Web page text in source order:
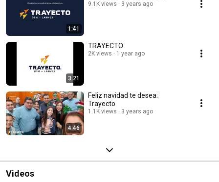
1:41
9.1K views 3 years ago
3:21
TRAYECTO
2K views 1 year ago
4:46
Feliz navidad te desea:
Trayecto
1.1K views 3 years ago
Videos